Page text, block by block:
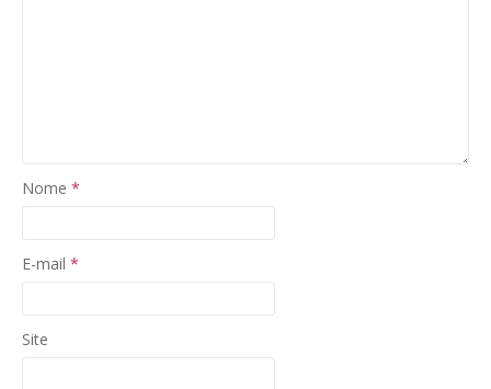
Nome *
E-mail *
Site